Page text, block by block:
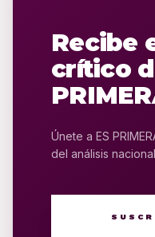
Recibe
crítico
Únete a ES
del análisis